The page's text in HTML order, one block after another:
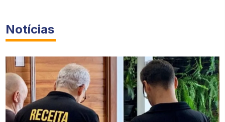
Notícias